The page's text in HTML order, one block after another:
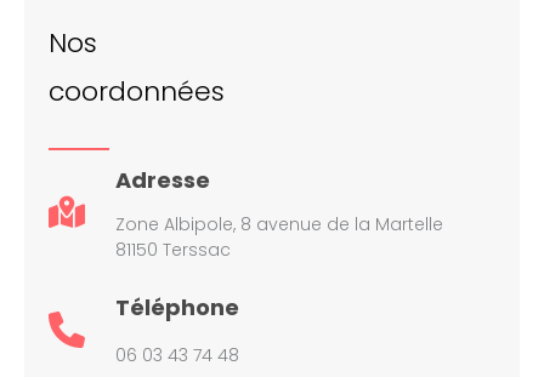
Nos
coordonnées
Adresse
Zone Albipole, 8 avenue de la Martelle
81150 Terssac
Téléphone
06 03 43 74 48